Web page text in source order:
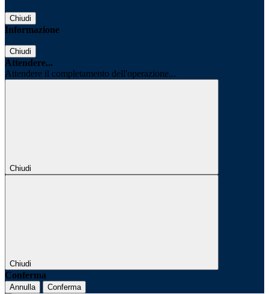
Chiudi
Informazione
Chiudi
Attendere...
Attendere il completamento dell'operazione...
Chiudi
Chiudi
Conferma
Annulla Conferma